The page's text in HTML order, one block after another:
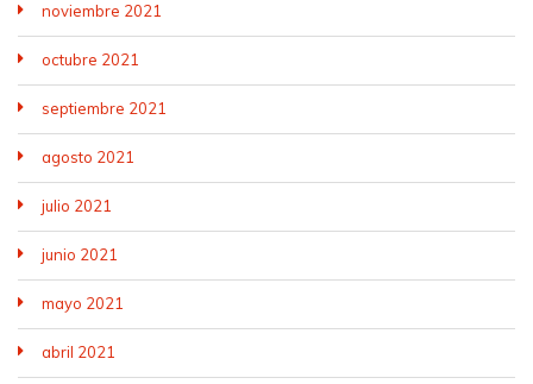
noviembre 2021
octubre 2021
septiembre 2021
agosto 2021
julio 2021
junio 2021
mayo 2021
abril 2021